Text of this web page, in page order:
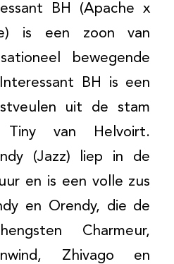
BH (Apache x
is een zoon van
bewegende
BH is een
uit de stam
van Helvoirt.
(Jazz) liep in de
en is een volle zus
en Orendy, die de
Charmeur,
Zhivago en